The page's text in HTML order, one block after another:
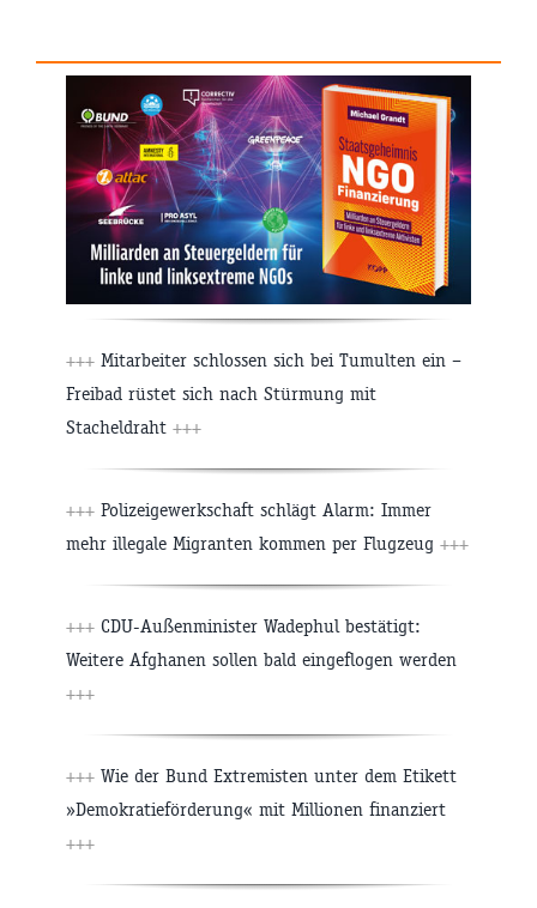
+++ Mitarbeiter schlossen sich bei Tumulten ein –
Freibad rüstet sich nach Stürmung mit
Stacheldraht +++
+++ Polizeigewerkschaft schlägt Alarm: Immer
mehr illegale Migranten kommen per Flugzeug +++
+++ CDU-Außenminister Wadephul bestätigt:
Weitere Afghanen sollen bald eingeflogen werden
+++
+++ Wie der Bund Extremisten unter dem Etikett
»Demokratieförderung« mit Millionen finanziert
+++